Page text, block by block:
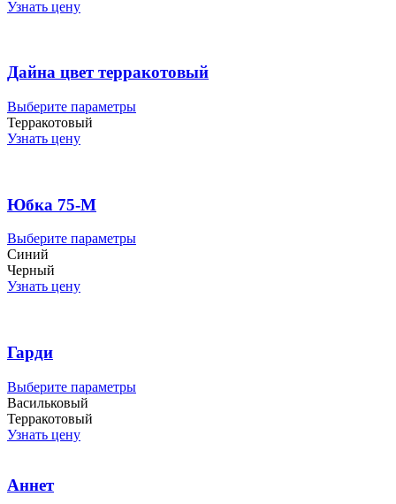
выбрать
странице
товара.
Узнать цену
Дайна цвет терракотовый
Выберите параметрыЭтот
на
странице
Терракотовый
Узнать цену
Юбка 75-М
Выберите параметрыЭтот
странице
товара.
Синий
Черный
Узнать цену
Гарди
Выберите параметрыЭтот
Васильковый
Терракотовый
Узнать цену
Аннет